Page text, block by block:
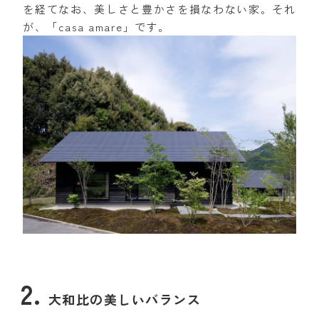
を経てなお、美しさと豊かさを損なわない家。それ
が、「casa amare」です。
大和比の美しいバランス